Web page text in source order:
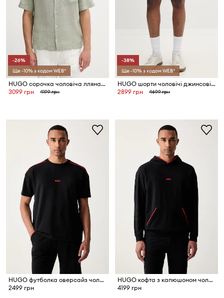
-26%
Ще -10% з кодом WEB*
HUGO сорочка чоловіча лляна Exolino
3099 грн
4199 грн
-38%
Ще -10% з кодом WEB*
HUGO шорти чоловічі джинсові HUGO 838/S
2899 грн
4699 грн
HUGO футболка оверсайз чоловіча з бавовною NOAH T-SHIRT
2499 грн
HUGO кофта з капюшоном чоловіча з бавовною NOAH HOODIE
4199 грн